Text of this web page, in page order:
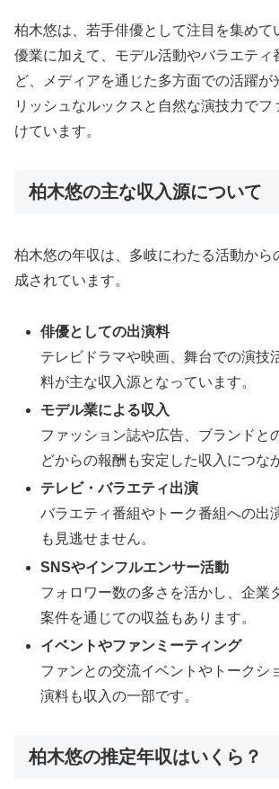
柏木悠は、若手俳優として注目を集めて
優業に加えて、モデル活動やバラエティ
ど、メディアを通じた多方面での活躍が
リッシュなルックスと自然な演技力でフ
けています。
柏木悠の主な収入源について
柏木悠の年収は、多岐にわたる活動から
成されています。
俳優としての出演料
テレビドラマや映画、舞台での演技
料が主な収入源となっています。
モデル業による収入
ファッション誌や広告、ブランドと
どからの報酬も安定した収入につな
テレビ・バラエティ出演
バラエティ番組やトーク番組への出
も見逃せません。
SNSやインフルエンサー活動
フォロワー数の多さを活かし、企業
案件を通じての収益もあります。
イベントやファンミーティング
ファンとの交流イベントやトークシ
演料も収入の一部です。
柏木悠の推定年収はいくら？